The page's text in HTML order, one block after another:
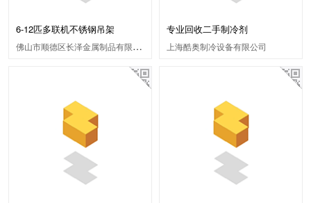
6-12匹多联机不锈钢吊架
佛山市顺德区长泽金属制品有限公司
专业回收二手制冷剂
上海酷奥制冷设备有限公司